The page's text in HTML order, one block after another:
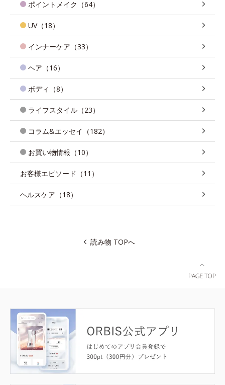
ポイントメイク（64）
UV（18）
インナーケア（33）
ヘア（16）
ボディ（8）
ライフスタイル（23）
コラム&エッセイ（182）
お買い物情報（10）
お客様エピソード（11）
ヘルスケア（18）
読み物 TOPへ